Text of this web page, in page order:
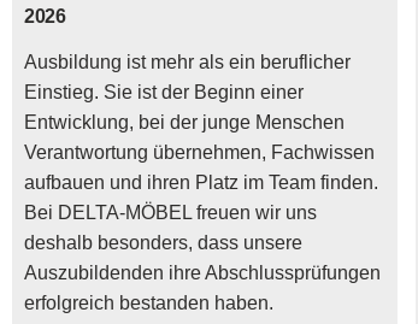
2026
Ausbildung ist mehr als ein beruflicher
Einstieg. Sie ist der Beginn einer
Entwicklung, bei der junge Menschen
Verantwortung übernehmen, Fachwissen
aufbauen und ihren Platz im Team finden.
Bei DELTA-MÖBEL freuen wir uns
deshalb besonders, dass unsere
Auszubildenden ihre Abschlussprüfungen
erfolgreich bestanden haben.